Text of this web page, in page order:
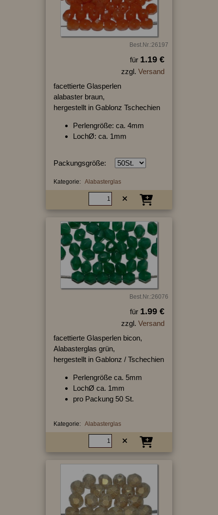
Best.Nr.:26197
für 1.19 €
zzgl. Versand
facettierte Glasperlen
alabaster braun,
hergestellt in Gablonz Tschechien
Perlengröße: ca. 4mm
LochØ: ca. 1mm
Packungsgröße:
Kategorie: Alabasterglas
Best.Nr.:26076
für 1.99 €
zzgl. Versand
facettierte Glasperlen bicon,
Alabasterglas grün,
hergestellt in Gablonz / Tschechien
Perlengröße ca. 5mm
LochØ ca. 1mm
pro Packung 50 St.
Kategorie: Alabasterglas